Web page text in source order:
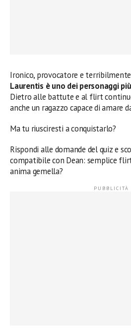
Ironico, provocatore e
Laurentis è uno dei personaggi
Dietro alle battute e al flirt
anche un ragazzo capace di amare
Ma tu riusciresti a conquistarlo?
Rispondi alle domande del quiz e
compatibile con Dean: semplice
anima gemella?